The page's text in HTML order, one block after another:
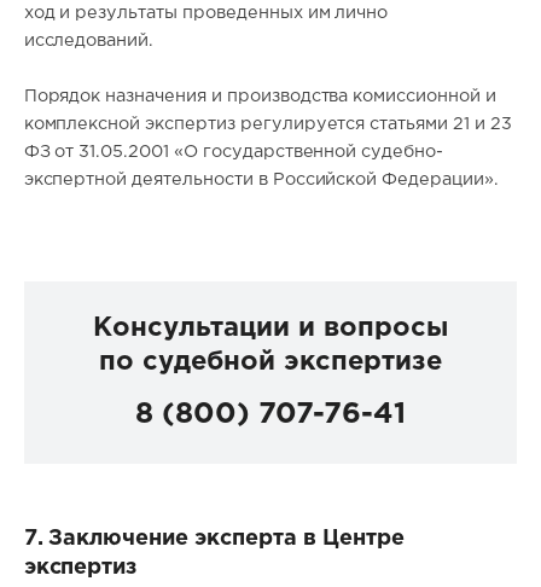
ход и результаты проведенных им лично
исследований.
Порядок назначения и производства комиссионной и
комплексной экспертиз регулируется статьями 21 и 23
ФЗ от 31.05.2001 «О государственной судебно-
экспертной деятельности в Российской Федерации».
Консультации и вопросы
по судебной экспертизе
8 (800) 707-76-41
7. Заключение эксперта в Центре
экспертиз